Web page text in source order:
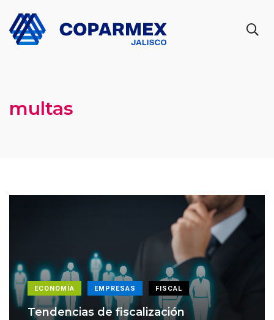
multas
ECONOMÍA EMPRESAS FISCAL
Tendencias de fiscalización